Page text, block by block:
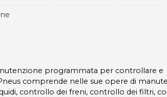
programmata per controllare e
comprende nelle sue opere di
controllo dei freni, controllo dei filtri,